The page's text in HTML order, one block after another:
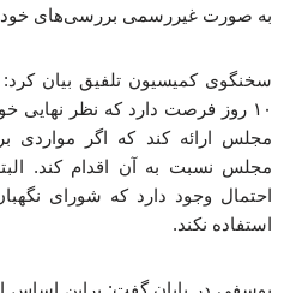
به صورت غیررسمی بررسی‌های خود
سخنگوی کمیسیون تلفیق بیان
۱۰ روز فرصت دارد که نظر نهایی
مجلس ارائه کند که اگر مواردی
مجلس نسبت به آن اقدام کند.
احتمال وجود دارد که شورای
استفاده نکند.
یوسفی در پایان گفت: براین اساس